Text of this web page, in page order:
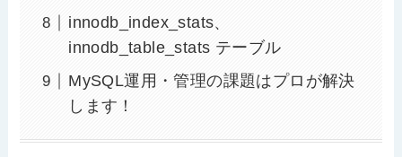
innodb_index_stats、
innodb_table_stats テーブル
MySQL運用・管理の課題はプロが解決
します！